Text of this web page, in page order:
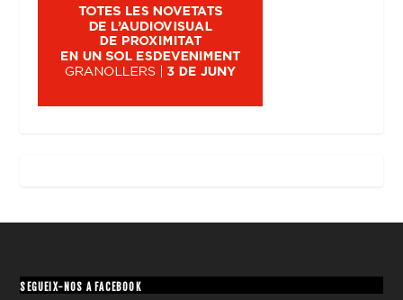
SEGUEIX-NOS A FACEBOOK